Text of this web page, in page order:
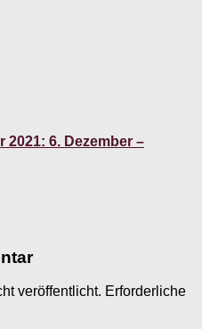
6. Dezember –
veröffentlicht. Erforderliche